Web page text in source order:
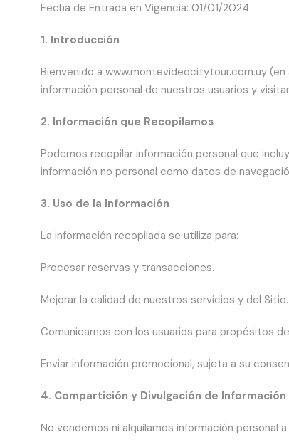
Fecha de Entrada en Vigencia: 01/01/2024
1. Introducción
Bienvenido a www.montevideocitytour.com.uy
información personal de nuestros usuarios y
2. Información que Recopilamos
Podemos recopilar información personal que
información no personal como datos de
3. Uso de la Información
La información recopilada se utiliza para:
Procesar reservas y transacciones.
Mejorar la calidad de nuestros servicios y del Sitio.
Comunicarnos con los usuarios para propósitos
Enviar información promocional, sujeta a su
4. Compartición y Divulgación de Información
No vendemos ni alquilamos información personal